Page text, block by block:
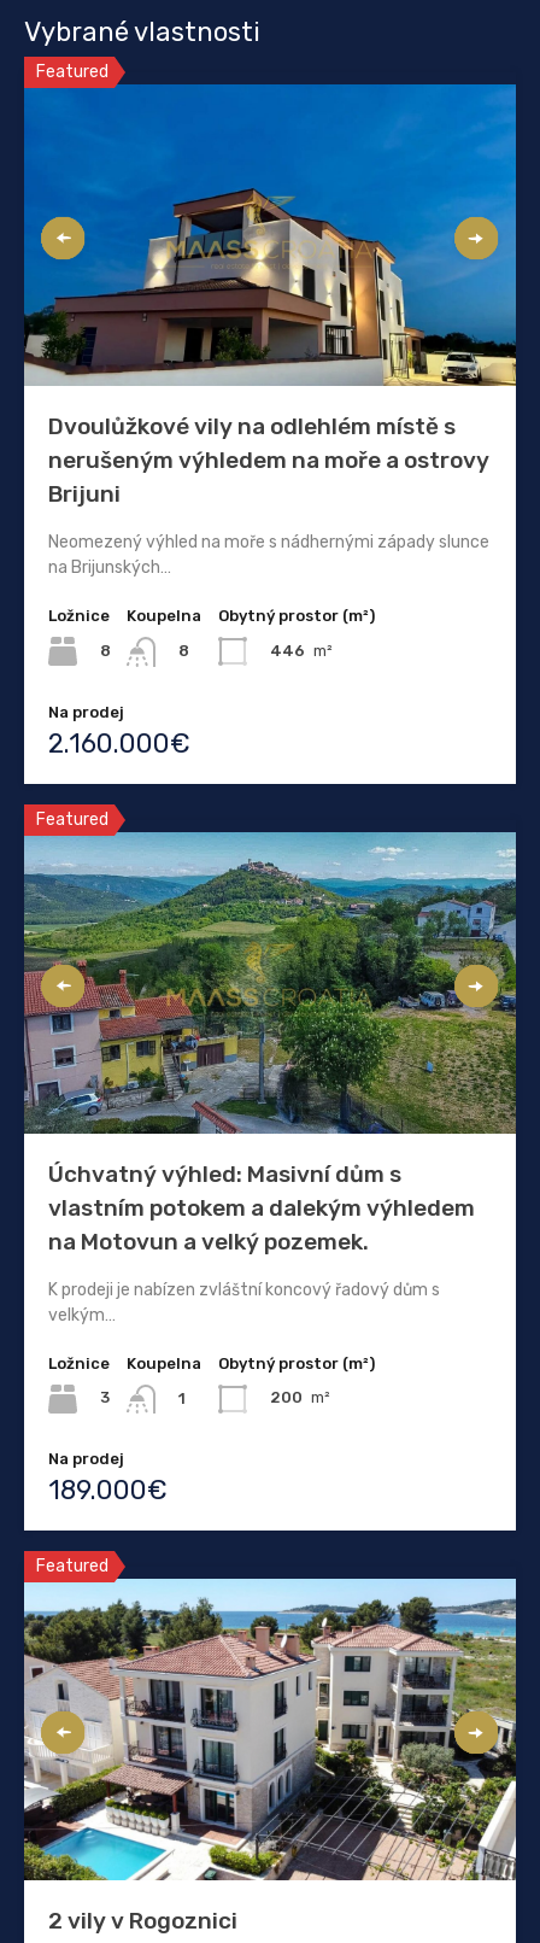
Vybrané vlastnosti
Featured
Dvoulůžkové vily na odlehlém místě s
nerušeným výhledem na moře a ostrovy
Brijuni
Neomezený výhled na moře s nádhernými západy slunce
na Brijunských…
Ložnice
8
Koupelna
8
Obytný prostor (m²)
446 m²
Na prodej
2.160.000€
Featured
Úchvatný výhled: Masivní dům s
vlastním potokem a dalekým výhledem
na Motovun a velký pozemek.
K prodeji je nabízen zvláštní koncový řadový dům s
velkým…
Ložnice
3
Koupelna
1
Obytný prostor (m²)
200 m²
Na prodej
189.000€
Featured
2 vily v Rogoznici